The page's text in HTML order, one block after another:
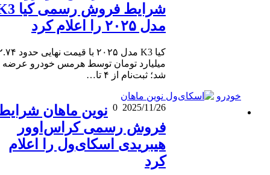
شرایط فروش رسمی کیا K3
مدل ۲۰۲۵ را اعلام کرد
کیا K3 مدل ۲۰۲۵ با قیمت نهایی حدود ۲.۷۴
میلیارد تومان توسط هرمس خودرو عرضه
شد؛ ثبت‌نام از ۴ تا…
خودرو
2025/11/26
0 نوین ماهان شرایط
فروش رسمی کراس‌اوور
هیبریدی اسکای‌ول را اعلام
کرد